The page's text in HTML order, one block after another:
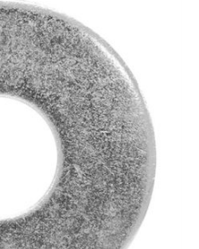
precios:
desde
0,01€
hasta
0,52€